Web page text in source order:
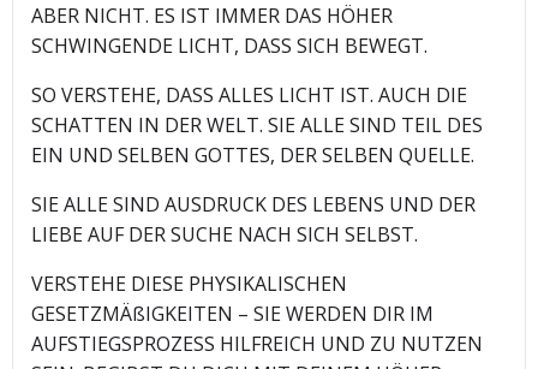
ABER NICHT. ES IST IMMER DAS HÖHER
SCHWINGENDE LICHT, DASS SICH BEWEGT.
SO VERSTEHE, DASS ALLES LICHT IST. AUCH DIE
SCHATTEN IN DER WELT. SIE ALLE SIND TEIL DES
EIN UND SELBEN GOTTES, DER SELBEN QUELLE.
SIE ALLE SIND AUSDRUCK DES LEBENS UND DER
LIEBE AUF DER SUCHE NACH SICH SELBST.
VERSTEHE DIESE PHYSIKALISCHEN
GESETZMÄßIGKEITEN – SIE WERDEN DIR IM
AUFSTIEGSPROZESS HILFREICH UND ZU NUTZEN